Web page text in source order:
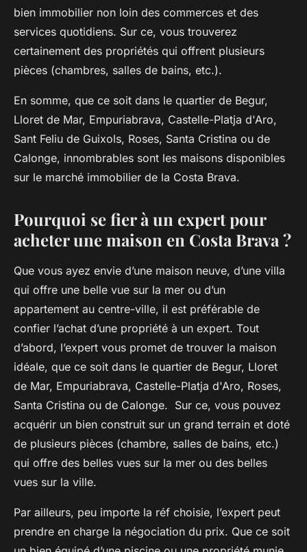
bien immobilier non loin des commerces et des
services quotidiens. Sur ce, vous trouverez
certainement des propriétés qui offrent plusieurs
pièces (chambres, salles de bains, etc.).
En somme, que ce soit dans le quartier de Begur,
Lloret de Mar, Empuriabrava, Castelle-Platja d'Aro,
Sant Feliu de Guixols, Roses, Santa Cristina ou de
Calonge, innombrables sont les maisons disponibles
sur le marché immobilier de la Costa Brava.
Pourquoi se fier à un expert pour
acheter une maison en Costa Brava ?
Que vous ayez envie d’une maison neuve, d’une villa
qui offre une belle vue sur la mer ou d’un
appartement au centre-ville, il est préférable de
confier l’achat d’une propriété à un expert. Tout
d’abord, l’expert vous promet de trouver la maison
idéale, que ce soit dans le quartier de Begur, Lloret
de Mar, Empuriabrava, Castelle-Platja d'Aro, Roses,
Santa Cristina ou de Calonge. Sur ce, vous pouvez
acquérir un bien construit sur un grand terrain et doté
de plusieurs pièces (chambre, salles de bains, etc.)
qui offre des belles vues sur la mer ou des belles
vues sur la ville.
Par ailleurs, peu importe la réf choisie, l’expert peut
prendre en charge la négociation du prix. Que ce soit